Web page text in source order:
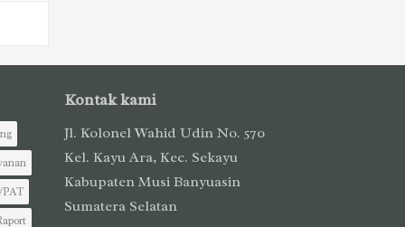
PAT
Kontak kami
Jl. Kolonel Wahid Udin No. 570
Kel. Kayu Ara, Kec. Sekayu
Kabupaten Musi Banyuasin
Sumatera Selatan